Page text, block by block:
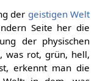
der geistigen Welt
Seite her die
der physischen
was rot, grün, hell,